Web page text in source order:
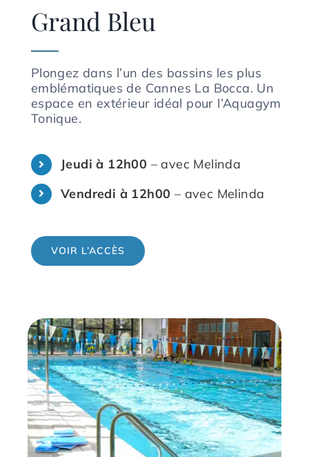
Grand Bleu
Plongez dans l’un des bassins les plus
emblématiques de Cannes La Bocca. Un
espace en extérieur idéal pour l’Aquagym
Tonique.
Jeudi à 12h00 – avec Melinda
Vendredi à 12h00 – avec Melinda
VOIR L’ACCÈS